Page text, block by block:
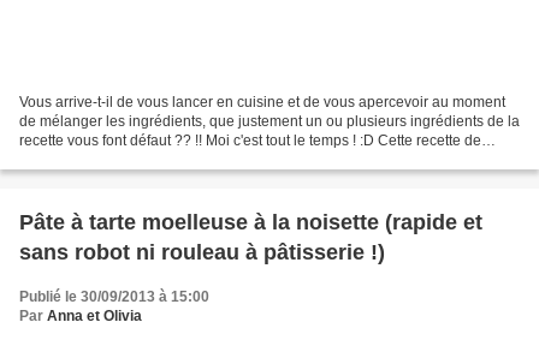
Vous arrive-t-il de vous lancer en cuisine et de vous apercevoir au moment
de mélanger les ingrédients, que justement un ou plusieurs ingrédients de la
recette vous font défaut ?? !! Moi c'est tout le temps ! :D Cette recette de
Pâte à tarte moelleuse à la noisette (rapide et
sans robot ni rouleau à pâtisserie !)
Publié le 30/09/2013 à 15:00
Par Anna et Olivia